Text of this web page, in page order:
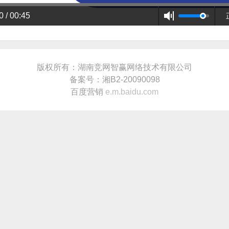
/ 00:45
版权所有：湖南竞网智赢网络技术有限公司
备案号：湘B2-20090098
百度营销 e.m.baidu.com